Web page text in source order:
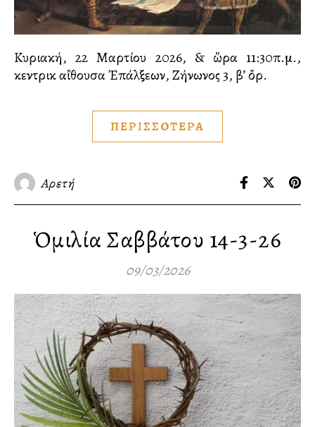
Κυριακή, 22 Μαρτίου 2026, & ὥρα 11:30π.μ.,
κεντρικὴ αἴθουσα Ἐπάλξεων, Ζήνωνος 3, β’ ὄρ.
ΠΕΡΙΣΣΟΤΕΡΑ
Αρετή
Ὁμιλία Σαββάτου 14-3-26
09/03/2026